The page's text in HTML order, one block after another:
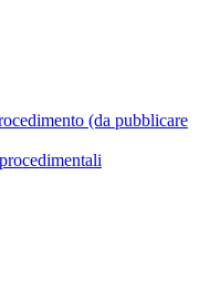
(da pubblicare